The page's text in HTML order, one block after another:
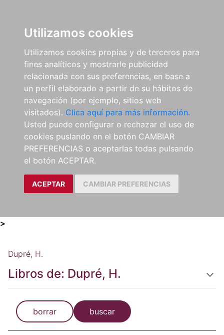
Utilizamos cookies
Utilizamos cookies propias y de terceros para
fines analíticos y mostrarle publicidad
relacionada con sus preferencias, en base a
un perfil elaborado a partir de su hábitos de
navegación (por ejemplo, sitios web
visitados). Clica aquí para más información.
Usted puede configurar o rechazar el uso de
cookies puslando en el botón CAMBIAR
PREFERENCIAS o aceptarlas todas pulsando
el botón ACEPTAR.
ACEPTAR CAMBIAR PREFERENCIAS
>
Dupré, H.
Libros de: Dupré, H.
borrar buscar